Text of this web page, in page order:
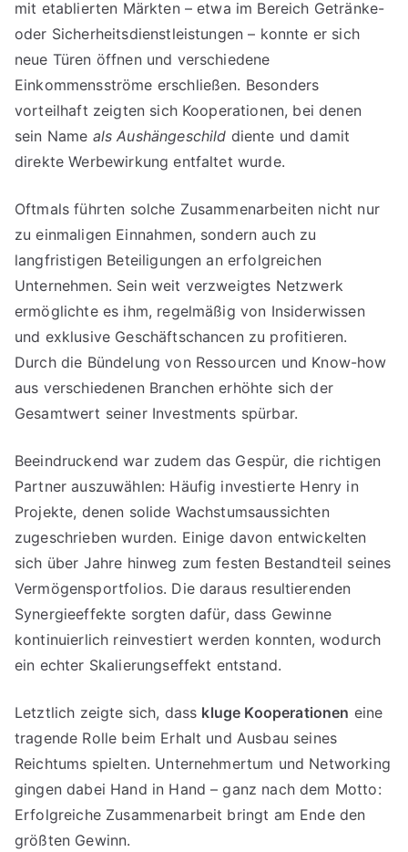
mit etablierten Märkten – etwa im Bereich Getränke-
oder Sicherheitsdienstleistungen – konnte er sich
neue Türen öffnen und verschiedene
Einkommensströme erschließen. Besonders
vorteilhaft zeigten sich Kooperationen, bei denen
sein Name als Aushängeschild diente und damit
direkte Werbewirkung entfaltet wurde.
Oftmals führten solche Zusammenarbeiten nicht nur
zu einmaligen Einnahmen, sondern auch zu
langfristigen Beteiligungen an erfolgreichen
Unternehmen. Sein weit verzweigtes Netzwerk
ermöglichte es ihm, regelmäßig von Insiderwissen
und exklusive Geschäftschancen zu profitieren.
Durch die Bündelung von Ressourcen und Know-how
aus verschiedenen Branchen erhöhte sich der
Gesamtwert seiner Investments spürbar.
Beeindruckend war zudem das Gespür, die richtigen
Partner auszuwählen: Häufig investierte Henry in
Projekte, denen solide Wachstumsaussichten
zugeschrieben wurden. Einige davon entwickelten
sich über Jahre hinweg zum festen Bestandteil seines
Vermögensportfolios. Die daraus resultierenden
Synergieeffekte sorgten dafür, dass Gewinne
kontinuierlich reinvestiert werden konnten, wodurch
ein echter Skalierungseffekt entstand.
Letztlich zeigte sich, dass kluge Kooperationen eine
tragende Rolle beim Erhalt und Ausbau seines
Reichtums spielten. Unternehmertum und Networking
gingen dabei Hand in Hand – ganz nach dem Motto:
Erfolgreiche Zusammenarbeit bringt am Ende den
größten Gewinn.